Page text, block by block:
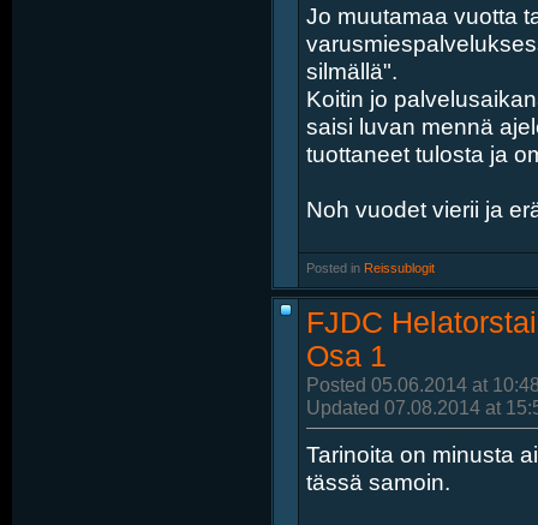
Jo muutamaa vuotta
silmällä".
Koitin jo
saisi luvan mennä
tuottaneet tulosta ja
Noh vuodet vierii ja
Posted in Reissublogit
FJDC
Osa 1
Posted 05.06.2014 at
Updated 07.08.2014 at
Tarinoita on minusta
tässä samoin.